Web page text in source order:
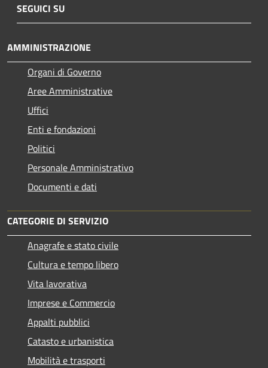
SEGUICI SU
AMMINISTRAZIONE
Organi di Governo
Aree Amministrative
Uffici
Enti e fondazioni
Politici
Personale Amministrativo
Documenti e dati
CATEGORIE DI SERVIZIO
Anagrafe e stato civile
Cultura e tempo libero
Vita lavorativa
Imprese e Commercio
Appalti pubblici
Catasto e urbanistica
Mobilità e trasporti